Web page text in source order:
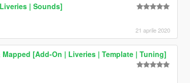
| Sounds]
21 aprile 2020
[Add-On | Liveries | Template | Tuning]